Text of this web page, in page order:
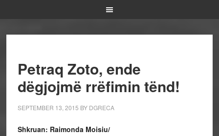
Petraq Zoto, ende
dëgjojmë rrëfimin tënd!
SEPTEMBER 13, 2015 BY DGRECA
Shkruan: Raimonda Moisiu/